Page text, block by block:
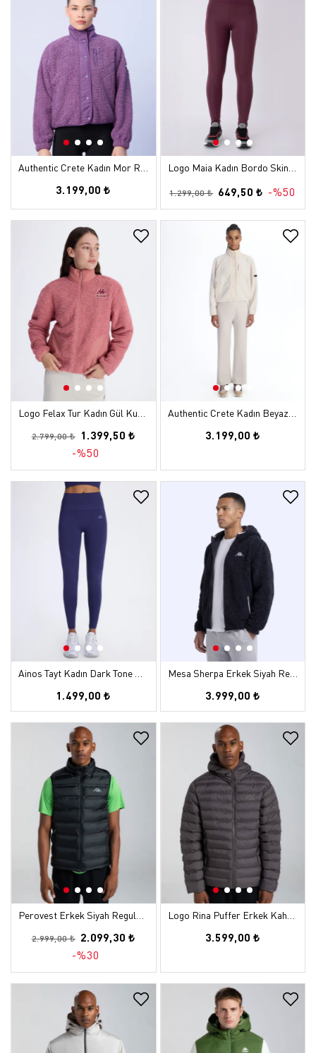
3.199,00 ₺ 1.299,00 ₺ 649,50 ₺ -%50
2.799,00 ₺
1.399,50 ₺
-%50
3.199,00 ₺
1.499,00 ₺
Mesa Sherpa Erkek Siyah Regular Sherpa Mont
3.999,00 ₺
2.999,00 ₺ 2.099,30 ₺
-%30
3.599,00 ₺